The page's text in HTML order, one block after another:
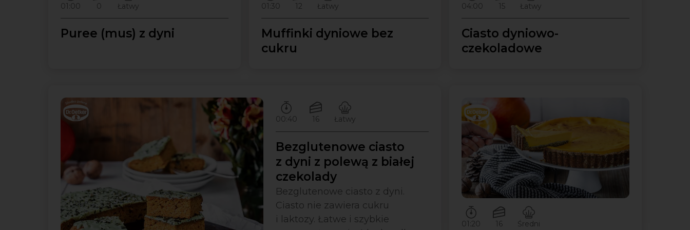
01:00
0
Łatwy
Puree (mus) z dyni
01:30
12
Łatwy
Muffinki dyniowe bez
cukru
Czas przygotowywania:
00:40
Ilość porcji:
16
Poziom trudności:
Łatwy
Bezglutenowe ciasto
z dyni z polewą z białej
czekolady
Bezglutenowe ciasto z dyni.
Ciasto nie zawiera cukru
i laktozy. Łatwe i szybkie
04:00
15
Łatwy
Ciasto dyniowo-
czekoladowe
Czas przygotowywania:
01:20
Ilość porcji:
16
Poziom trudności:
Średni